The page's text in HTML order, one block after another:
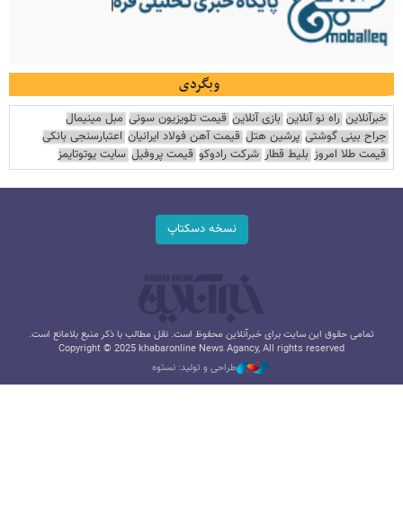
وبگردی
خبرآنلاین راه نو آنلاین بازی آنلاین قیمت تلویزیون سونی مبل مینیمال
جراح بینی گوشتی پرشین هتل قیمت آهن فولاد ایرانیان اعتبارسنجی بانکی
قیمت طلا امروز بلیط قطار شرکت رادوکو قیمت پروفیل سایت یوتوتایمز
نسخه دسکتاپ
تمامی حقوق این سایت برای خبرآنلاین محفوظ است. نقل مطالب با ذکر منبع بلامانع است.
Copyright © 2025 khabaronline News Agancy, All rights reserved
طراحی و تولید: نستوه